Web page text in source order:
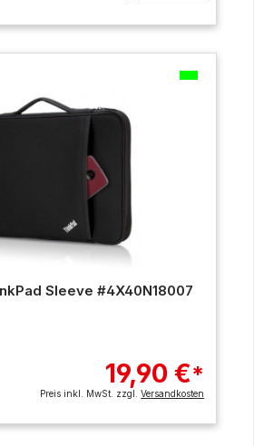
Sleeve #4X40N18007
19,90 €*
Preis inkl. MwSt. zzgl.Versandkosten